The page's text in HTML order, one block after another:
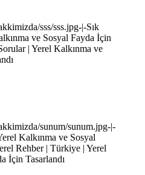
sss/sss.jpg-|-Sık
ve Sosyal Fayda İçin
| Yerel Kalkınma ve
sunum/sunum.jpg-|-
Kalkınma ve Sosyal
Rehber | Türkiye | Yerel
İçin Tasarlandı